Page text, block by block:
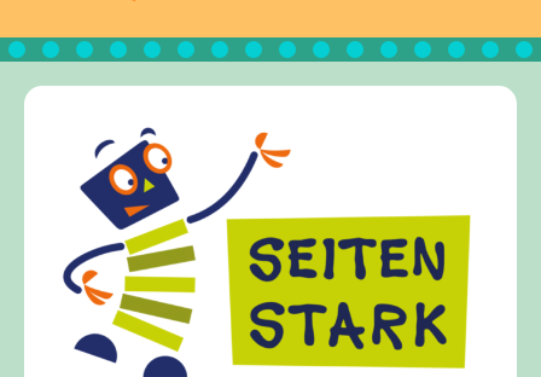
Frieden Fragen
frieden-fragen.de ist ein Internet-Angebot für
Kinder, Eltern und ErzieherInnen das zu
Fragen von Krieg und Frieden, Streit und
Gewalt informiert und einen Austausch zu
diesem Themenbereich ermöglicht. frieden-
fragen.de bietet Antworten auf wichtige